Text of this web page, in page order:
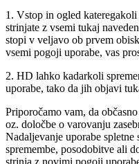
1. Vstop in ogled
strinjate z vsemi tukaj
stopi v veljavo ob prvem
vsemi pogoji uporabe, vas
2. HD lahko kadarkoli
uporabe, tako da jih objavi
Priporočamo vam, da
oz. določbe o varovanju
Nadaljevanje uporabe
spremembe, posodobitve ali